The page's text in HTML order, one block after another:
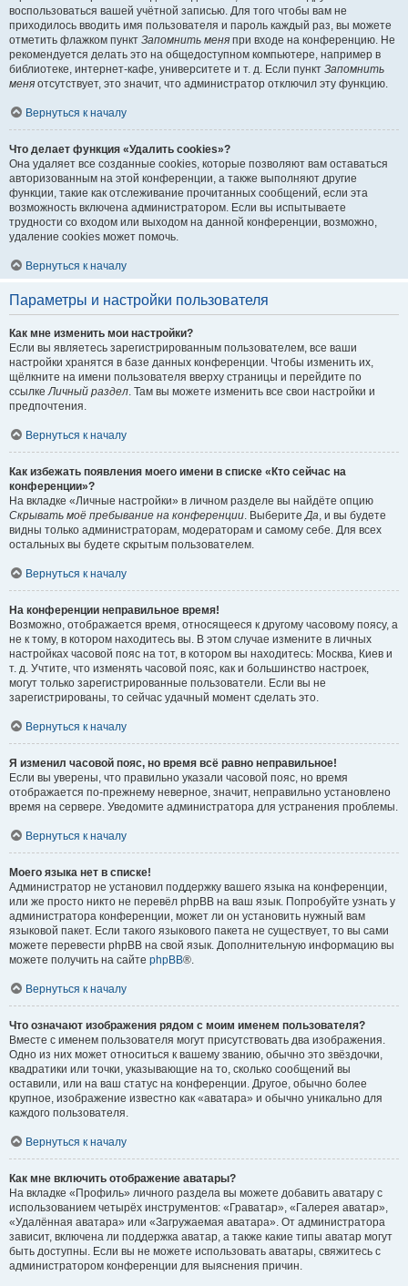
воспользоваться вашей учётной записью. Для того чтобы вам не
приходилось вводить имя пользователя и пароль каждый раз, вы можете
отметить флажком пункт Запомнить меня при входе на конференцию. Не
рекомендуется делать это на общедоступном компьютере, например в
библиотеке, интернет-кафе, университете и т. д. Если пункт Запомнить
меня отсутствует, это значит, что администратор отключил эту функцию.
Вернуться к началу
Что делает функция «Удалить cookies»?
Она удаляет все созданные cookies, которые позволяют вам оставаться
авторизованным на этой конференции, а также выполняют другие
функции, такие как отслеживание прочитанных сообщений, если эта
возможность включена администратором. Если вы испытываете
трудности со входом или выходом на данной конференции, возможно,
удаление cookies может помочь.
Вернуться к началу
Параметры и настройки пользователя
Как мне изменить мои настройки?
Если вы являетесь зарегистрированным пользователем, все ваши
настройки хранятся в базе данных конференции. Чтобы изменить их,
щёлкните на имени пользователя вверху страницы и перейдите по
ссылкеЛичный раздел. Там вы можете изменить все свои настройки и
предпочтения.
Вернуться к началу
Как избежать появления моего имени в списке «Кто сейчас на
конференции»?
На вкладке «Личные настройки» в личном разделе вы найдёте опцию
Скрывать моё пребывание на конференции. ВыберитеДа, и вы будете
видны только администраторам, модераторам и самому себе. Для всех
остальных вы будете скрытым пользователем.
Вернуться к началу
На конференции неправильное время!
Возможно, отображается время, относящееся к другому часовому поясу, а
не к тому, в котором находитесь вы. В этом случае измените в личных
настройках часовой пояс на тот, в котором вы находитесь: Москва, Киев и
т. д. Учтите, что изменять часовой пояс, как и большинство настроек,
могут только зарегистрированные пользователи. Если вы не
зарегистрированы, то сейчас удачный момент сделать это.
Вернуться к началу
Я изменил часовой пояс, но время всё равно неправильное!
Если вы уверены, что правильно указали часовой пояс, но время
отображается по-прежнему неверное, значит, неправильно установлено
время на сервере. Уведомите администратора для устранения проблемы.
Вернуться к началу
Моего языка нет в списке!
Администратор не установил поддержку вашего языка на конференции,
или же просто никто не перевёл phpBB на ваш язык. Попробуйте узнать у
администратора конференции, может ли он установить нужный вам
языковой пакет. Если такого языкового пакета не существует, то вы сами
можете перевести phpBB на свой язык. Дополнительную информацию вы
можете получить на сайте phpBB®.
Вернуться к началу
Что означают изображения рядом с моим именем пользователя?
Вместе с именем пользователя могут присутствовать два изображения.
Одно из них может относиться к вашему званию, обычно это звёздочки,
квадратики или точки, указывающие на то, сколько сообщений вы
оставили, или на ваш статус на конференции. Другое, обычно более
крупное, изображение известно как «аватара» и обычно уникально для
каждого пользователя.
Вернуться к началу
Как мне включить отображение аватары?
На вкладке «Профиль» личного раздела вы можете добавить аватару с
использованием четырёх инструментов: «Граватар», «Галерея аватар»,
«Удалённая аватара» или «Загружаемая аватара». От администратора
зависит, включена ли поддержка аватар, а также какие типы аватар могут
быть доступны. Если вы не можете использовать аватары, свяжитесь с
администратором конференции для выяснения причин.